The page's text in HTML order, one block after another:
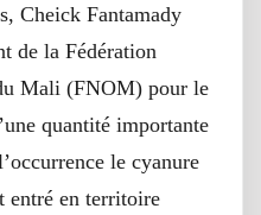
Cheick Fantamady
de la Fédération
Mali (FNOM) pour le
quantité importante
le cyanure
entré en territoire